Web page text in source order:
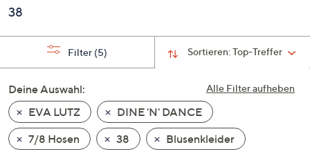
Pfeiltasten
nach
und
nach
unten
oder
wischen
Sie
38
Sortieren:Top-Treffer
Filter (5)
Alle Filter aufheben
Deine Auswahl:
EVA LUTZ
DINE 'N' DANCE
7/8 Hosen
38 Blusenkleider